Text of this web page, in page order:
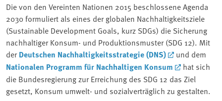
Die von den Vereinten Nationen 2015 beschlossene Agenda
2030 formuliert als eines der globalen Nachhaltigkeitsziele
(Sustainable Development Goals, kurz SDGs) die Sicherung
nachhaltiger Konsum- und Produktionsmuster (SDG 12). Mit
derDeutschen Nachhaltigkeitsstrategie (DNS) und dem
Nationalen Programm für Nachhaltigen Konsum
hat sich
die Bundesregierung zur Erreichung des SDG 12 das Ziel
gesetzt, Konsum umwelt- und sozialverträglich zu gestalten.